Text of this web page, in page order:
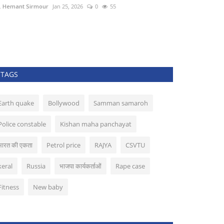
Hemant Sirmour Jan 25, 2026 0 55
TAGS
quake Bollywood Samman samaroh
constable Kishan maha panchayat
की एकता Petrol price RAJYA CSVTU
Russia भाजपा कार्यकर्ताओं Rape case
New baby